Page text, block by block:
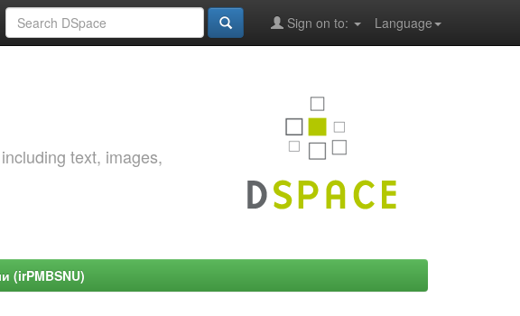
Language
Sign on to:
text, images,
(irPMBSNU)